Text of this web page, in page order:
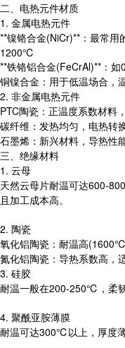
二、电热元件材质
1. 金属电热元件
**镍铬合金(NiCr)**：最常
1200℃
**铁铬铝合金(FeCrAl)**：
铜镍合金：用于低温场合，
2. 非金属电热元件
PTC陶瓷：正温度系数材料
碳纤维：发热均匀，电热转
石墨烯：新兴材料，导热性
三、绝缘材料
1. 云母
天然云母片耐温可达600-
且加工成本高。
2. 陶瓷
氧化铝陶瓷：耐温高
氮化铝陶瓷：导热系数高，
3. 硅胶
耐温一般在200-250℃，柔
4. 聚酰亚胺薄膜
耐温可达300℃以上，厚度